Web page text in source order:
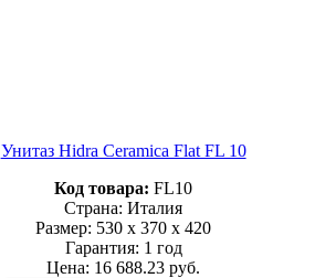
Унитаз Hidra Ceramica Flat FL 10
Код товара: FL10
Страна: Италия
Размер: 530 x 370 x 420
Гарантия: 1 год
Цена: 16 688.23 руб.